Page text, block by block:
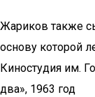
Жариков также
основу которой
Киностудия им.
два», 1963 год